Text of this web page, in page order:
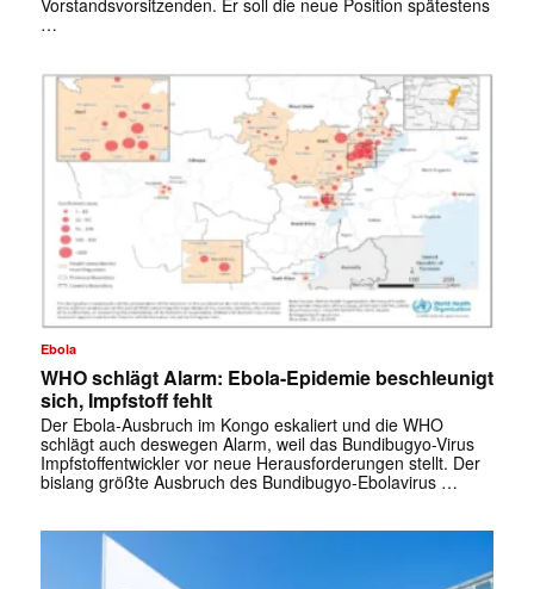
✕
Vorstandsvorsitzenden. Er soll die neue Position spätestens
…
Ebola
WHO schlägt Alarm: Ebola-Epidemie beschleunigt
sich, Impfstoff fehlt
Der Ebola-Ausbruch im Kongo eskaliert und die WHO
schlägt auch deswegen Alarm, weil das Bundibugyo-Virus
Impfstoffentwickler vor neue Herausforderungen stellt. Der
bislang größte Ausbruch des Bundibugyo-Ebolavirus …